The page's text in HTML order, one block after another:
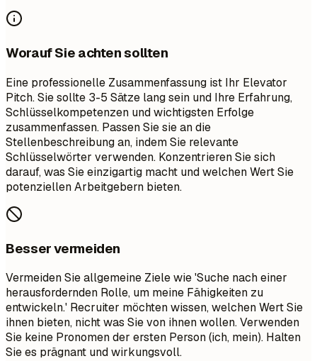
Worauf Sie achten sollten
Eine professionelle Zusammenfassung ist Ihr Elevator
Pitch. Sie sollte 3-5 Sätze lang sein und Ihre Erfahrung,
Schlüsselkompetenzen und wichtigsten Erfolge
zusammenfassen. Passen Sie sie an die
Stellenbeschreibung an, indem Sie relevante
Schlüsselwörter verwenden. Konzentrieren Sie sich
darauf, was Sie einzigartig macht und welchen Wert Sie
potenziellen Arbeitgebern bieten.
Besser vermeiden
Vermeiden Sie allgemeine Ziele wie 'Suche nach einer
herausfordernden Rolle, um meine Fähigkeiten zu
entwickeln.' Recruiter möchten wissen, welchen Wert Sie
ihnen bieten, nicht was Sie von ihnen wollen. Verwenden
Sie keine Pronomen der ersten Person (ich, mein). Halten
Sie es prägnant und wirkungsvoll.